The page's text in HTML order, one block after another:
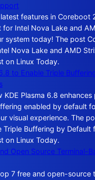
features in Coreboot
for Intel Nova Lake and
system today! The post
Nova Lake and AMD
on Linux Today.
to Enable Triple
KDE Plasma 6.8
enabled by default
visual experience. The
Triple Buffering by Default
on Linux Today.
Open Source Terminal-
7 free and open-source